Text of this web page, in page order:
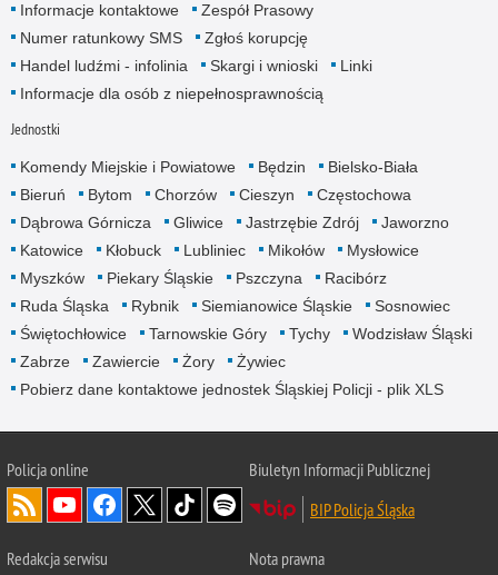
Informacje kontaktowe
Zespół Prasowy
Numer ratunkowy SMS
Zgłoś korupcję
Handel ludźmi - infolinia
Skargi i wnioski
Linki
Informacje dla osób z niepełnosprawnością
Jednostki
Komendy Miejskie i Powiatowe Będzin
Bielsko-Biała
Bieruń
Bytom Chorzów Cieszyn
Częstochowa
Dąbrowa Górnicza
Gliwice Jastrzębie Zdrój
Jaworzno
Katowice
Kłobuck Lubliniec Mikołów
Mysłowice
Myszków
Piekary Śląskie Pszczyna
Racibórz
Ruda Śląska
Rybnik Siemianowice Śląskie
Sosnowiec
Świętochłowice
Tarnowskie Góry Tychy
Wodzisław Śląski
Zabrze
Zawiercie Żory
Żywiec
Pobierz dane kontaktowe jednostek Śląskiej Policji - plik XLS
Policja online
Biuletyn Informacji Publicznej
BIP Policja Śląska
Redakcja serwisu Nota prawna